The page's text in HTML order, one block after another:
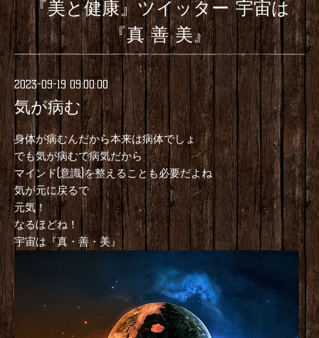
『美と健康』ツイッター 宇宙は
『真 善 美』
2023-09-19 09:00:00
気が病む
身体が病むんだから本来は病体でしょ
でも気が病むで病気だから
マインド(意識)を整えることも必要だよね
気が元に戻るで
元気！
なるほどね！
宇宙は『真・善・美』